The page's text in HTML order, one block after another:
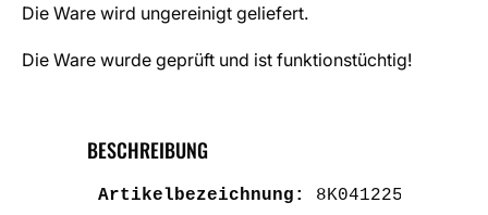
Die Ware wird ungereinigt geliefert.
Die Ware wurde geprüft und ist funktionstüchtig!
BESCHREIBUNG
Artikelbezeichnung: 8K0412253A